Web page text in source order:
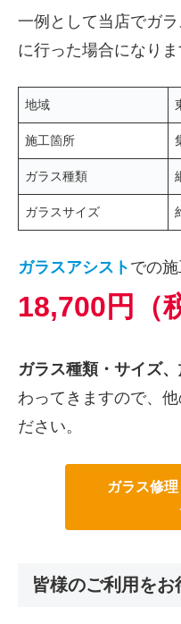
一例として当店でガ
に行った場合になりま
地域
施工箇所
ガラス種類
ガラスサイズ
ガラスアシスト での
18,700円（
ガラス種類・サイズ
わってきますので、
ださい。
ガラス修
皆様のご利用をお